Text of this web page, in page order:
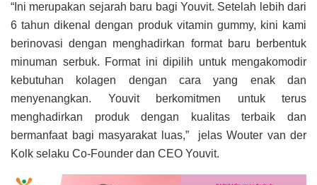
“Ini merupakan sejarah baru bagi Youvit. Setelah lebih dari
6 tahun dikenal dengan produk vitamin gummy, kini kami
berinovasi dengan menghadirkan format baru berbentuk
minuman serbuk. Format ini dipilih untuk mengakomodir
kebutuhan kolagen dengan cara yang enak dan
menyenangkan. Youvit berkomitmen untuk terus
menghadirkan produk dengan kualitas terbaik dan
bermanfaat bagi masyarakat luas,” jelas Wouter van der
Kolk selaku Co-Founder dan CEO Youvit.